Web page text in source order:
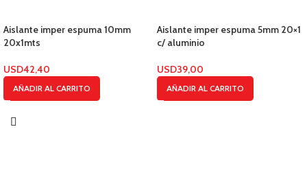
Aislante imper espuma 10mm
20x1mts
USD42,40
AÑADIR AL CARRITO
Aislante imper espuma 5mm 20×1
c/ aluminio
USD39,00
AÑADIR AL CARRITO